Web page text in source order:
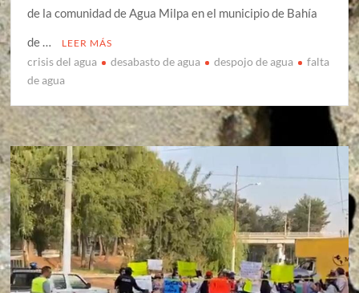
de la comunidad de Agua Milpa en el municipio de Bahía
de …
LEER MÁS
crisis del agua desabasto de agua despojo de agua
falta
de agua